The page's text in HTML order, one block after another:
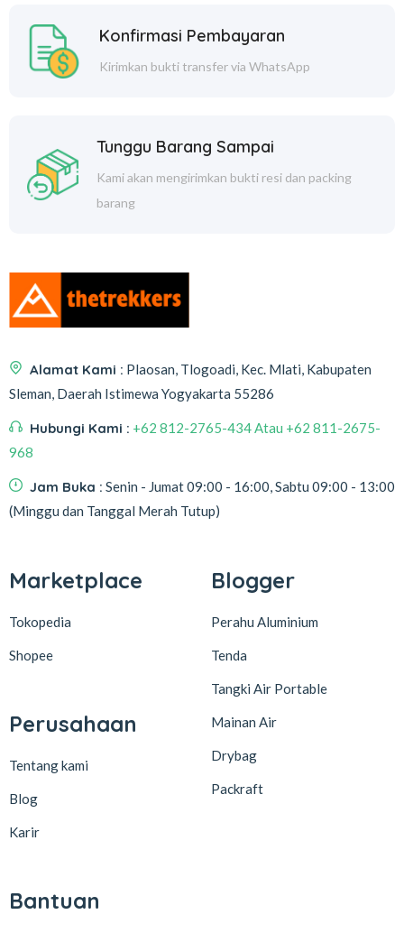
Konfirmasi Pembayaran
Kirimkan bukti transfer via WhatsApp
Tunggu Barang Sampai
Kami akan mengirimkan bukti resi dan packing
barang
Alamat Kami : Plaosan, Tlogoadi, Kec. Mlati, Kabupaten
Sleman, Daerah Istimewa Yogyakarta 55286
Hubungi Kami : +62 812-2765-434 Atau +62 811-2675-
968
Jam Buka : Senin - Jumat 09:00 - 16:00, Sabtu 09:00 - 13:00
(Minggu dan Tanggal Merah Tutup)
Marketplace
Tokopedia
Shopee
Perusahaan
Tentang kami
Blog
Karir
Blogger
Perahu Aluminium
Tenda
Tangki Air Portable
Mainan Air
Drybag
Packraft
Bantuan